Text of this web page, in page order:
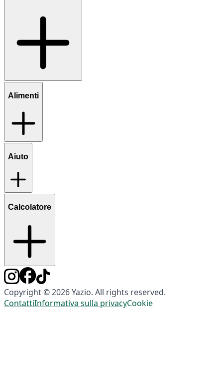
Alimenti
Aiuto
Calcolatore
Copyright © 2026 Yazio. All rights reserved.
ContattiInformativa sulla privacyCookie